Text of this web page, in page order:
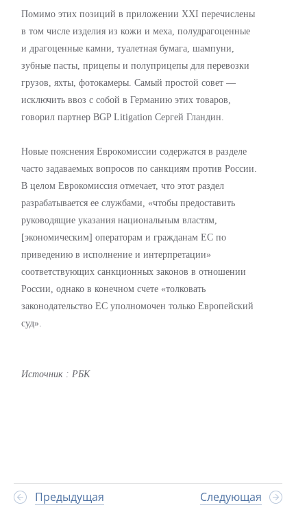
Помимо этих позиций в приложении XXI перечислены
в том числе изделия из кожи и меха, полудрагоценные
и драгоценные камни, туалетная бумага, шампуни,
зубные пасты, прицепы и полуприцепы для перевозки
грузов, яхты, фотокамеры. Самый простой совет —
исключить ввоз с собой в Германию этих товаров,
говорил партнер BGP Litigation Сергей Гландин.
Новые пояснения Еврокомиссии содержатся в разделе
часто задаваемых вопросов по санкциям против России.
В целом Еврокомиссия отмечает, что этот раздел
разрабатывается ее службами, «чтобы предоставить
руководящие указания национальным властям,
[экономическим] операторам и гражданам ЕС по
приведению в исполнение и интерпретации»
соответствующих санкционных законов в отношении
России, однако в конечном счете «толковать
законодательство ЕС уполномочен только Европейский
суд».
Источник :РБК
Предыдущая Следующая